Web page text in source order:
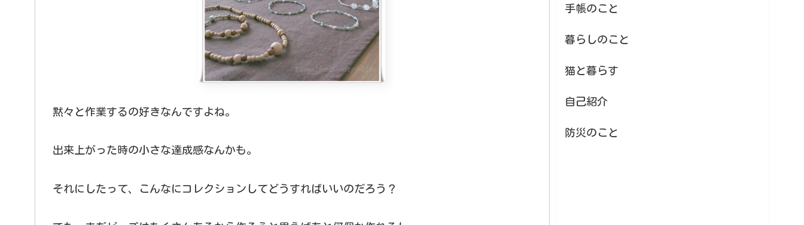
黙々と作業するの好きなんですよね。
出来上がった時の小さな達成感なんかも。
それにしたって、こんなにコレクションしてどうすればいいのだろう？
手帳のこと
暮らしのこと
猫と暮らす
自己紹介
防災のこと